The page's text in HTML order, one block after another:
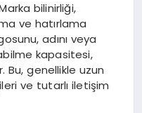
bilinirliği,
ve hatırlama
adını veya
kapasitesi,
Bu, genellikle uzun
ve tutarlı iletişim